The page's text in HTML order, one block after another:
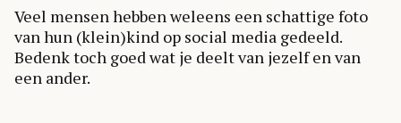
Veel mensen hebben weleens een schattige foto
van hun (klein)kind op social media gedeeld.
Bedenk toch goed wat je deelt van jezelf en van
een ander.